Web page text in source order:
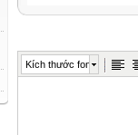
Kích thước font